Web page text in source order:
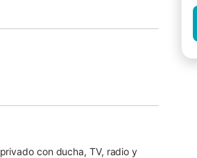
con ducha, TV, radio y